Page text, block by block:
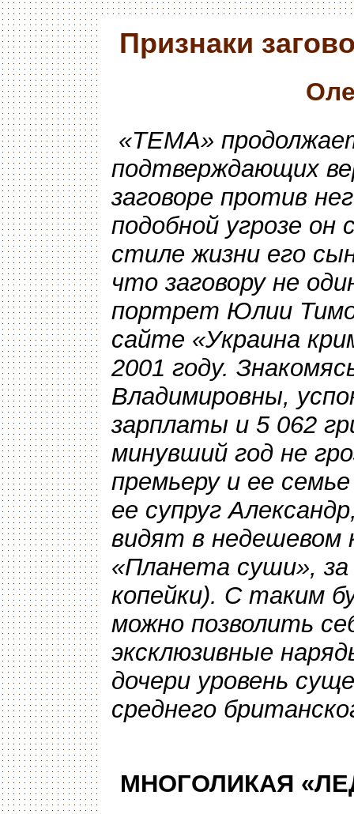
Признаки
«ТЕМА»
подтверждающих
заговоре против
подобной угрозе он
стиле жизни его
что заговору не
портрет Юлии
сайте «Украина
2001 году.
Владимировны,
зарплаты и 5 062
минувший год не
премьеру и ее
ее супруг
видят в недешевом
«Планета суши», за
копейки). С таким
можно позволить
эксклюзивные
дочери уровень
среднего
МНОГОЛИКАЯ